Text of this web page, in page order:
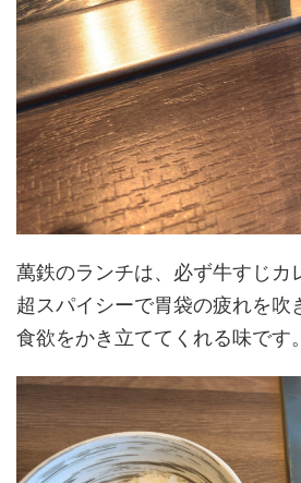
萬鉄のランチは、必ず牛すじカ
超スパイシーで胃袋の疲れを吹
食欲をかき立ててくれる味です。